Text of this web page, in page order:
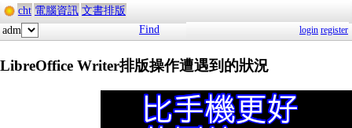
cht 電腦資訊 文書排版
adm
Find login register
LibreOffice Writer排版操作遭遇到的狀況